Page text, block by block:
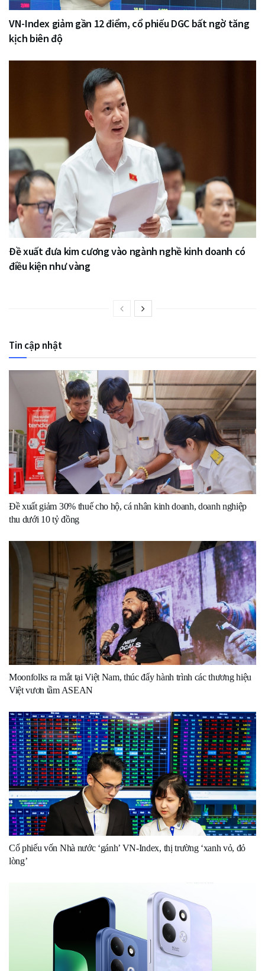
VN-Index giảm gần 12 điểm, cổ phiếu DGC bất ngờ tăng
kịch biên độ
Đề xuất đưa kim cương vào ngành nghề kinh doanh có
điều kiện như vàng
Tin cập nhật
Đề xuất giảm 30% thuế cho hộ, cá nhân kinh doanh, doanh nghiệp
thu dưới 10 tỷ đồng
Moonfolks ra mắt tại Việt Nam, thúc đẩy hành trình các thương hiệu
Việt vươn tầm ASEAN
Cổ phiếu vốn Nhà nước ‘gánh’ VN-Index, thị trường ‘xanh vỏ, đỏ
lòng’